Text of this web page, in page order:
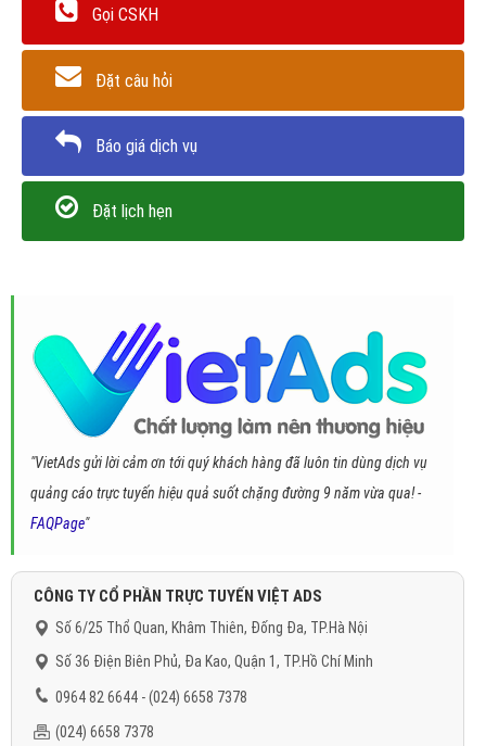
Gọi CSKH
Đặt câu hỏi
Báo giá dịch vụ
Đặt lịch hẹn
"VietAds gửi lời cảm ơn tới quý khách hàng đã luôn tin dùng dịch vụ
quảng cáo trực tuyến hiệu quả suốt chặng đường 9 năm vừa qua! -
FAQPage"
CÔNG TY CỔ PHẦN TRỰC TUYẾN VIỆT ADS
Số 6/25 Thổ Quan, Khâm Thiên, Đống Đa, TP.Hà Nội
Số 36 Điện Biên Phủ, Đa Kao, Quận 1, TP.Hồ Chí Minh
0964 82 6644 - (024) 6658 7378
(024) 6658 7378